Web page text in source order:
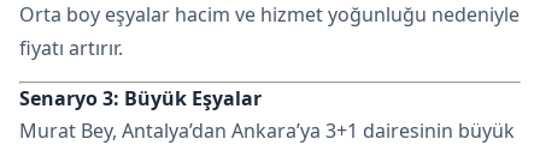
Orta boy eşyalar hacim ve hizmet yoğunluğu nedeniyle
fiyatı artırır.
Senaryo 3: Büyük Eşyalar
Murat Bey, Antalya’dan Ankara’ya 3+1 dairesinin büyük